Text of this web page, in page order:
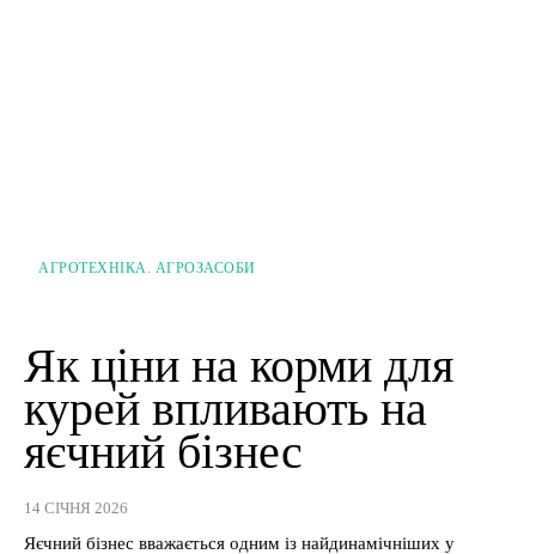
АГРОТЕХНІКА. АГРОЗАСОБИ
Як ціни на корми для
курей впливають на
яєчний бізнес
14 СІЧНЯ 2026
Яєчний бізнес вважається одним із найдинамічніших у